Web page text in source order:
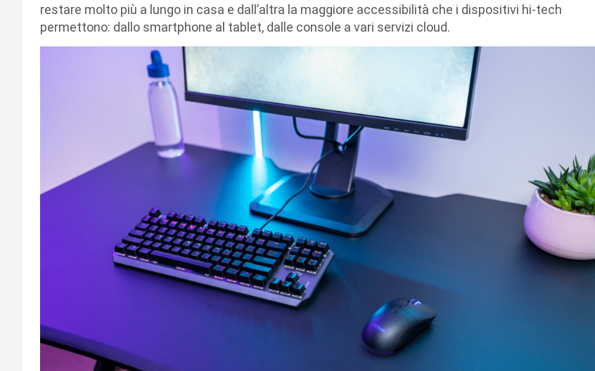
restare molto più a lungo in casa e dall’altra la maggiore accessibilità che i dispositivi hi-tech
permettono: dallo smartphone al tablet, dalle console a vari servizi cloud.